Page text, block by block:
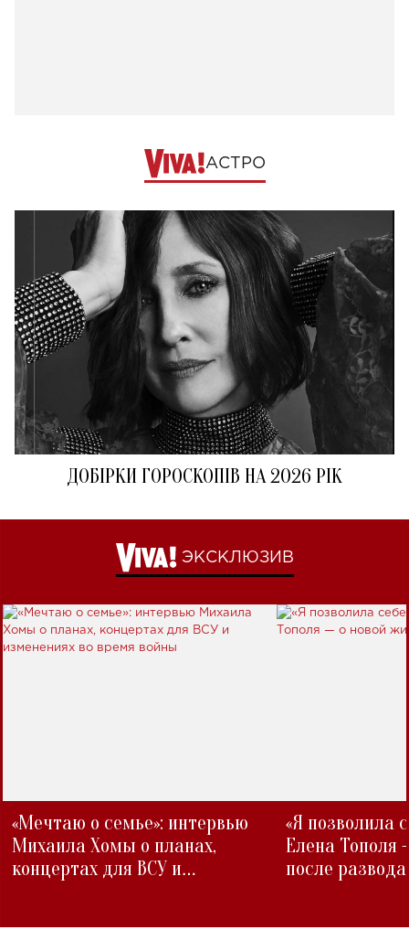
АСТРО
ДОБІРКИ ГОРОСКОПІВ НА 2026 РІК
ЭКСКЛЮЗИВ
«Мечтаю о семье»: интервью
Михаила Хомы о планах,
концертах для ВСУ и
«Я позволила
Елена Тополя
после развода